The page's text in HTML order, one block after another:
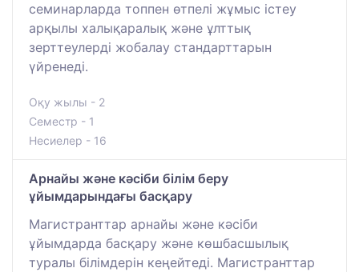
семинарларда топпен өтпелі жұмыс істеу
арқылы халықаралық және ұлттық
зерттеулерді жобалау стандарттарын
үйренеді.
Оқу жылы - 2
Семестр - 1
Несиелер - 16
Арнайы және кәсіби білім беру
ұйымдарындағы басқару
Магистранттар арнайы және кәсіби
ұйымдарда басқару және көшбасшылық
туралы білімдерін кеңейтеді. Магистранттар